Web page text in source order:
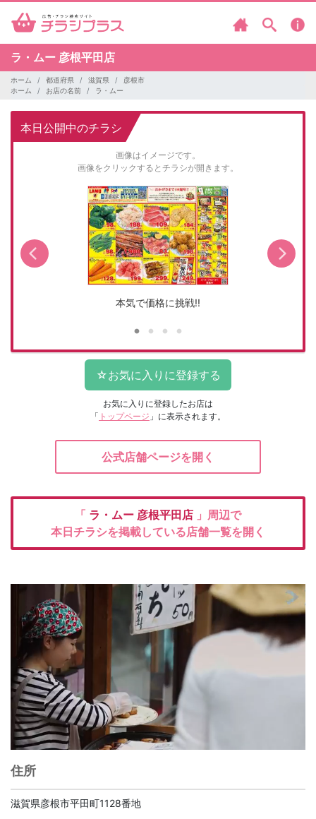
ラ・ムー 彦根平田店
ホーム 都道府県 滋賀県
彦根市
ホーム
お店の名前 ラ・ムー
本日公開中のチラシ
画像はイメージです。
画像をクリックするとチラシが開きます。
本気で価格に挑戦!!
お気に入りに登録したお店は
「 トップページ 」に表示されます。
公式店舗ページを開く
「 ラ・ムー 彦根平田店 」周辺で
本日チラシを掲載している店舗一覧を開く
住所
滋賀県彦根市平田町1128番地